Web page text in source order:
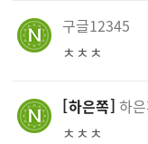
구글12345
ㅊㅊㅊ
하은쪽 하
ㅊㅊㅊ